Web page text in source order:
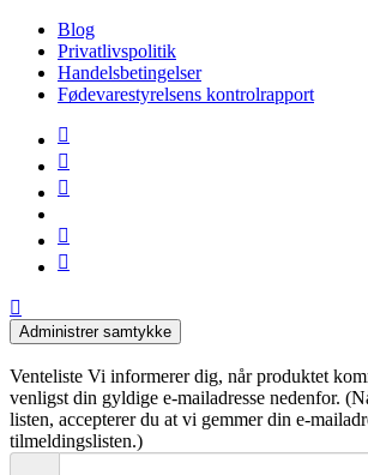
Blog
Privatlivspolitik
Handelsbetingelser
Fødevarestyrelsens kontrolrapport
facebook
linkedin
instagram
tiktok
phone
email
Administrer samtykke
Venteliste Vi informerer dig, når produktet
venligst din gyldige e-mailadresse nedenfor.
listen, accepterer du at vi gemmer din e-
tilmeldingslisten.)